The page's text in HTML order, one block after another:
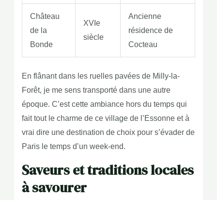
Château
de la
Bonde
XVIe
siècle
Ancienne
résidence de
Cocteau
En flânant dans les ruelles pavées de Milly-la-
Forêt, je me sens transporté dans une autre
époque. C’est cette ambiance hors du temps qui
fait tout le charme de ce village de l’Essonne et à
vrai dire une destination de choix pour s’évader de
Paris le temps d’un week-end.
Saveurs et traditions locales
à savourer